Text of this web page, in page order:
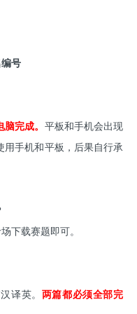
号
脑完成。 平板和手机会出现
用手机和平板，后果自行承
下载赛题即可。
译英。 两篇都必须全部完